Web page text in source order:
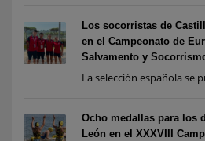
Los socorristas de
en el Campeonato de
Salvamento y
La selección española se
Ocho medallas para los
León en el XXXVIII